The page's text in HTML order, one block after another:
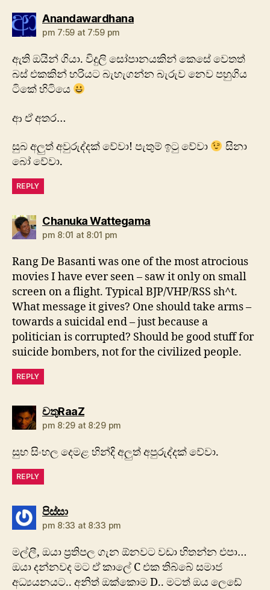
Anandawardhanasays:
pm 7:59 at 7:59 pm
ඇති ඔයින් ගියා. විදුලි සෝපානයකින් කෙසේ වෙතත්
බස් එකකින් හරියට බැහැගන්න බැරුව නෙව පහුගිය
ටිකේ හිටියෙ
ආ ඒ අතර…
සුබ අලුත් අවුරුද්දක් වේවා! පැතුම් ඉටු වේවා
සිනා
බෝ වේවා.
REPLY
Chanuka Wattegamasays:
pm 8:01 at 8:01 pm
Rang De Basanti was one of the most atrocious
movies I have ever seen – saw it only on small
screen on a flight. Typical BJP/VHP/RSS sh^t.
What message it gives? One should take arms –
towards a suicidal end – just because a
politician is corrupted? Should be good stuff for
suicide bombers, not for the civilized people.
REPLY
චතුRaaZsays:
pm 8:29 at 8:29 pm
සුභ සිංහල දෙමළ හින්දි අලුත් අපුරුද්දක් වේවා.
REPLY
පිස්සාsays:
pm 8:33 at 8:33 pm
මල්ලී, ඔයා ප්‍රතිපල ගැන ඕනවට වඩා හිතන්න එපා…
ඔයා දන්නවද මට ඒ කාලේ C එක තිබ්බේ සමාජ
අධ්‍යයනයට.. අනිත් ඔක්කොම D.. මටත් ඔය ලෙඩේ